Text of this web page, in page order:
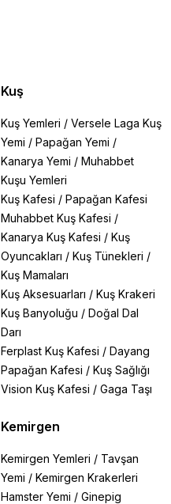
Kuş
Kuş Yemleri / Versele Laga Kuş
Yemi / Papağan Yemi /
Kanarya Yemi / Muhabbet
Kuşu Yemleri
Kuş Kafesi / Papağan Kafesi
Muhabbet Kuş Kafesi /
Kanarya Kuş Kafesi / Kuş
Oyuncakları / Kuş Tünekleri /
Kuş Mamaları
Kuş Aksesuarları / Kuş Krakeri
Kuş Banyoluğu / Doğal Dal
Darı
Ferplast Kuş Kafesi / Dayang
Papağan Kafesi / Kuş Sağlığı
Vision Kuş Kafesi / Gaga Taşı
Kemirgen
Kemirgen Yemleri / Tavşan
Yemi / Kemirgen Krakerleri
Hamster Yemi / Ginepig